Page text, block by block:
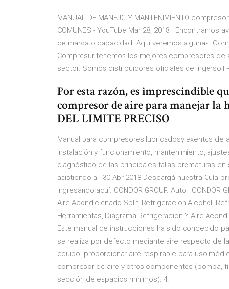
MANUAL DE MANEJO Y MANTENIMIENTO
COMUNES - YouTube Mar 28, 2018 ·
de marca o capacidad. Aquí veremos algunas.
Compresur tenemos los mejores compresores de
sector. Somos distribuidores oficiales de Ingersoll
Por esta razón, es imprescindible
compresor de aire para manejar
DEL LIMITE PRECISO
Manual para compresores lubricadosy exentos
instalación y funcionamiento, mantenimiento,
diagnóstico de las principales fallas prematuras
asistiendo al 30 Abr 2018 Descargá nuestra Guía
ingresando aquí. CONDOR GROUP. Autor:
Aire Acondicionado Split, Refrigeracion Alcohol,
Herramientas, Diagrama Refrigeracion Y Aire
Este manual de instrucciones ha sido concebido
se realiza por defecto mediante aire respecto de
equipo. proporcionar aire respirable para uso
compresor de aire y otros componentes (bomba,
sección de espacios mínimos). 4.